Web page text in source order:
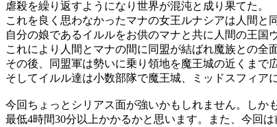
虐殺を繰り返すようになり世界が混沌と成り果てた。
これを良く思わなかったマナの女王ルナシアは人間と
自分の娘であるイルルをお供のマナと共に人間の王国
これにより人間とマナの間に同盟が結ばれ魔族との全
その後、同盟軍は勢いに乗り領地を魔王城の近くまで
そしてイルル達は小数部隊で魔王城、ミッドスフィア
今回ちょっとシリアス面が強いかもしれません。しか
最低4時間30分以上かかるかと思います。また、今回